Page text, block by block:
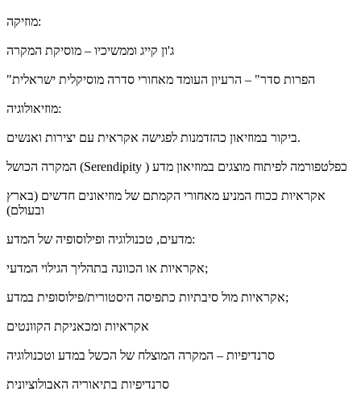
מוזיקה:
ג'ון קייג וממשיכיו – מוסיקת המקרה
"הפרות סדר" – הרעיון העומד מאחורי סדרה מוסיקלית ישראלית
מוזיאולוגיה:
ביקור במוזיאון כהזדמנות לפגישה אקראית עם יצירות ואנשים.
המקרה הכושל (Serendipity ) כפלטפורמה לפיתוח מוצגים במוזיאון מדע
אקראיות ככוח המניע מאחורי הקמתם של מוזיאונים חדשים (בארץ
ובעולם)
מדעים, טכנולוגיה ופילוסופיה של המדע:
אקראיות או הכוונה בתהליך הגילוי המדעי;
אקראיות מול סיבתיות כתפיסה היסטורית/פילוסופית במדע;
אקראיות ומכאניקת הקוונטים
סרנדיפיות – המקרה המוצלח של הכשל במדע וטכנולוגיה
סרנדיפיות בתיאוריה האבולוציונית